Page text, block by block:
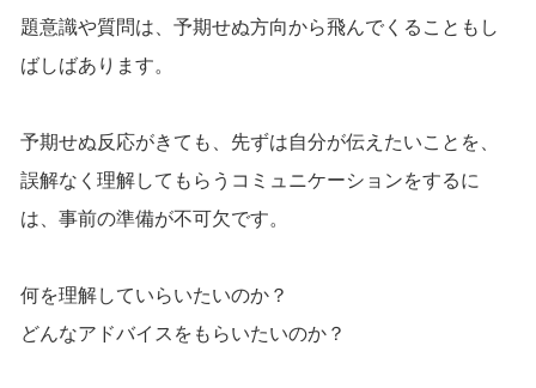
題意識や質問は、予期せぬ方向から飛んでくることもし
ばしばあります。
予期せぬ反応がきても、先ずは自分が伝えたいことを、
誤解なく理解してもらうコミュニケーションをするに
は、事前の準備が不可欠です。
何を理解していらいたいのか？
どんなアドバイスをもらいたいのか？